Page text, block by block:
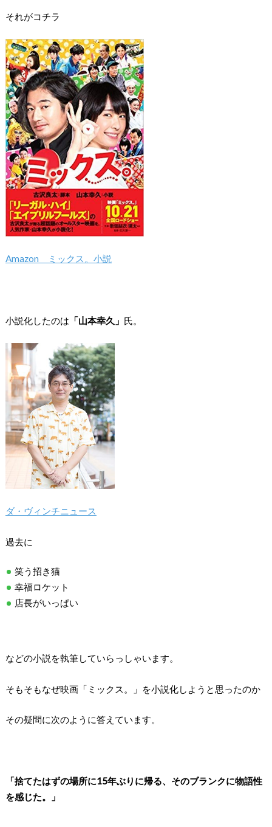
それがコチラ
Amazon ミックス。小説
小説化したのは 「山本幸久」 氏。
ダ・ヴィンチニュース
過去に
笑う招き猫
幸福ロケット
店長がいっぱい
などの小説を執筆していらっしゃいます。
そもそもなぜ映画「ミックス。」を小説化しようと思ったのか
その疑問に次のように答えています。
「捨てたはずの場所に15年ぶりに帰る、そのブランクに物語性
を感じた。」